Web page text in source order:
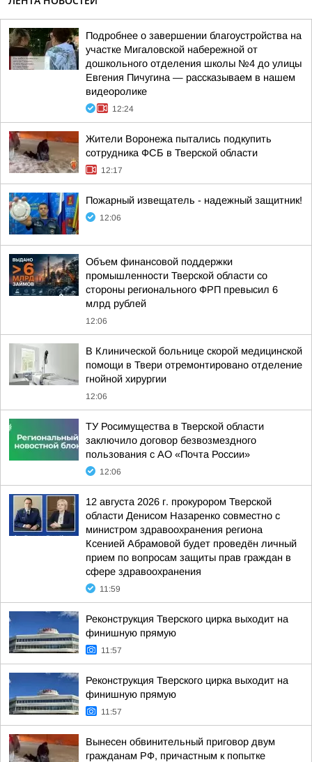
Подробнее о завершении благоустройства на
участке Мигаловской набережной от
дошкольного отделения школы №4 до улицы
Евгения Пичугина — рассказываем в нашем
видеоролике
12:24
Жители Воронежа пытались подкупить
сотрудника ФСБ в Тверской области
12:17
Пожaрный извещатель - надежный зaщитник!
12:06
Объем финансовой поддержки
промышленности Тверской области со
стороны регионального ФРП превысил 6
млрд рублей
12:06
В Клинической больнице скорой медицинской
помощи в Твери отремонтировано отделение
гнойной хирургии
12:06
ТУ Росимущества в Тверской области
заключило договор безвозмездного
пользования с АО «Почта России»
12:06
12 августа 2026 г. прокурором Тверской
области Денисом Назаренко совместно с
министром здравоохранения региона
Ксенией Абрамовой будет проведён личный
прием по вопросам защиты прав граждан в
сфере здравоохранения
11:59
Реконструкция Тверского цирка выходит на
финишную прямую
11:57
Реконструкция Тверского цирка выходит на
финишную прямую
11:57
Вынесен обвинительный приговор двум
гражданам РФ, причастным к попытке